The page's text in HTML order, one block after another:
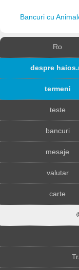
Bancuri cu
Ro
despre
termeni
teste
bancuri
mesaje
valutar
carte